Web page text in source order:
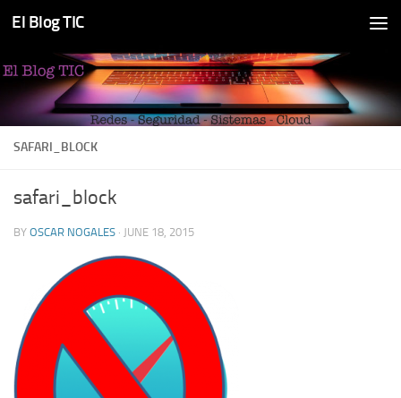
Skip to content
El Blog TIC
SAFARI_BLOCK
safari_block
BY OSCAR NOGALES · JUNE 18, 2015